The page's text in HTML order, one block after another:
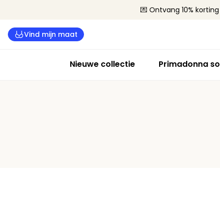
💌 Ontvang 10%
Vind mijn maat
Nieuwe collectie Primadonna